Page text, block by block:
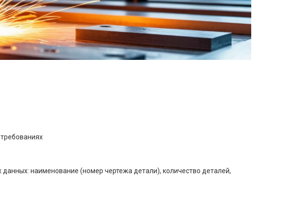
наименование (номер чертежа детали), количество деталей,